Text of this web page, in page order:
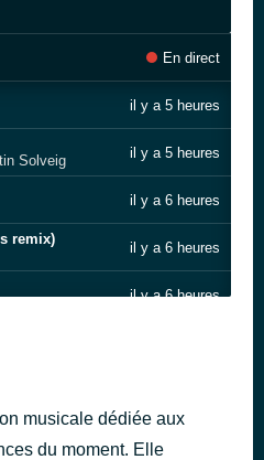
En direct
il y a 5 heures
Solveig
il y a 5 heures
il y a 6 heures
remix)
il y a 6 heures
il y a 6 heures
musicale dédiée aux
du moment. Elle